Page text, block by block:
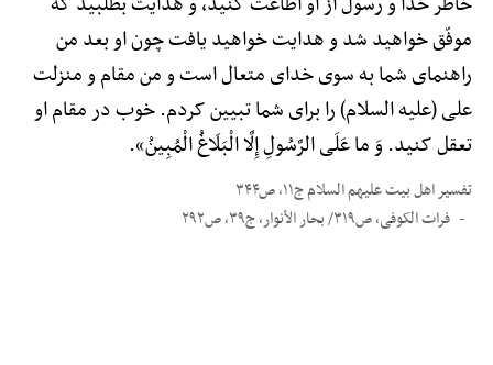
موفّق خواهید شد و هدایت خواهید یافت چون او بعد من
راهنمای شما به سوی خدای متعال است و من مقام و منزلت
علی (علیه السلام) را برای شما تبیین کردم. خوب در مقام او
تعقل کنید. وَ ما عَلَی الرَّسُولِ إِلَّا الْبَلَاغُ الْمُبِینُ».
تفسیر اهل بیت علیهم السلام ج۱۱، ص۳۴۴
فرات الکوفی، ص۳۱۹/ بحار الأنوار، ج۳۹، ص۲۹۲